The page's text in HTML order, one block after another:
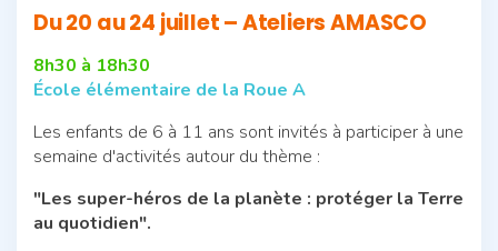
Du 20 au 24 juillet – Ateliers AMASCO
8h30 à 18h30
École élémentaire de la Roue A
Les enfants de 6 à 11 ans sont invités à participer à une
semaine d'activités autour du thème :
"Les super-héros de la planète : protéger la Terre
au quotidien".